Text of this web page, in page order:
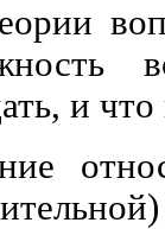
и